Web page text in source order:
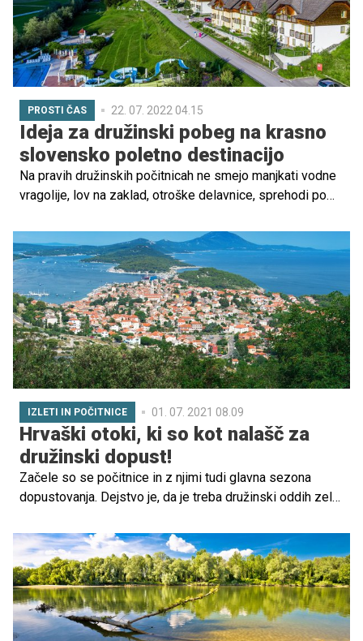
podajmo na posebno družinsko dogodivščino: vikend
izlet v katerega od tujih prazničnih mest – z vlakom!
PROSTI ČAS 22. 07. 2022 04.15
Ideja za družinski pobeg na krasno
slovensko poletno destinacijo
Na pravih družinskih počitnicah ne smejo manjkati vodne
vragolije, lov na zaklad, otroške delavnice, sprehodi po
katerih boste uživali tako starši kot tudi vaši otroci. Vse
to in še več lahko doživite v lepem slovenskem kraju – v
Tuhinjski dolini. Preverite, kakšne dogodivščine vas
čakajo na tej bližnji lokaciji in zakaj je odlična izbira za
vse, ki še iščete destinacijo svojega poletnega dopusta,
pa tudi tiste, ki razmišljate, da bi za kakšen vikend še
kam pobegnili.
IZLETI IN POČITNICE 01. 07. 2021 08.09
Hrvaški otoki, ki so kot nalašč za
družinski dopust!
Začele so se počitnice in z njimi tudi glavna sezona
dopustovanja. Dejstvo je, da je treba družinski oddih zelo
destinacijo natančno preveriti, ali je primerna tudi za
otroke: apartma ali hotel mora biti kar se da blizu morja,
izbrana destinacija mora imeti primeren dostop v vodo za
otroke in nizek vodostaj, v bližini morajo biti kar se da
čisti toaletni prostori, kakšen lokal, gostilna s prigrizki,
vsaj malo sence za malčkov počitek in igrala ali